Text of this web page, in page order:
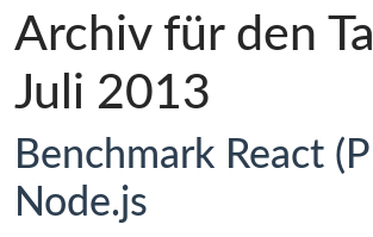
Archiv für den
Juli 2013
Benchmark React
Node.js